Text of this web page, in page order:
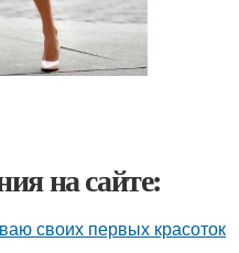
на сайте:
своих первых красоток